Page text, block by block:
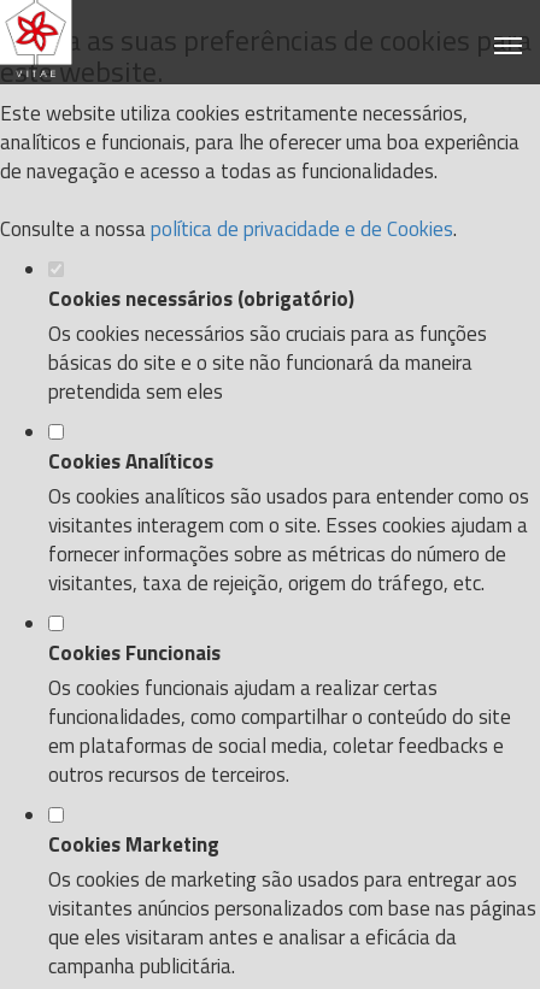
Defina as suas preferências de cookies para
este website.
Este website utiliza cookies estritamente necessários,
analíticos e funcionais, para lhe oferecer uma boa experiência
de navegação e acesso a todas as funcionalidades.
Consulte a nossapolítica de privacidade e de Cookies.
Cookies necessários (obrigatório)
Os cookies necessários são cruciais para as funções
básicas do site e o site não funcionará da maneira
pretendida sem eles
Cookies Analíticos
Os cookies analíticos são usados para entender como os
visitantes interagem com o site. Esses cookies ajudam a
fornecer informações sobre as métricas do número de
visitantes, taxa de rejeição, origem do tráfego, etc.
Cookies Funcionais
Os cookies funcionais ajudam a realizar certas
funcionalidades, como compartilhar o conteúdo do site
em plataformas de social media, coletar feedbacks e
outros recursos de terceiros.
Cookies Marketing
Os cookies de marketing são usados para entregar aos
visitantes anúncios personalizados com base nas páginas
que eles visitaram antes e analisar a eficácia da
campanha publicitária.